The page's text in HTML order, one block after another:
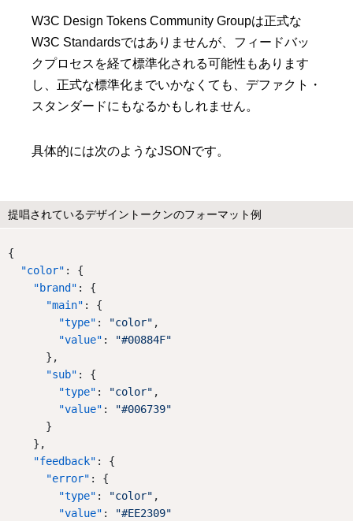
W3C Design Tokens Community Groupは正式な
W3C Standardsではありませんが、フィードバッ
クプロセスを経て標準化される可能性もあります
し、正式な標準化までいかなくても、デファクト・
スタンダードにもなるかもしれません。
具体的には次のようなJSONです。
提唱されているデザイントークンのフォーマット例
{
"color" : {
"brand" : {
"main" : {
"type" : "color" ,
"value" :
"#00884F"
      },
"sub" : {
"type" : "color" ,
"value" :
"#006739"
      }
    },
"feedback" : {
"error" : {
"type" : "color" ,
"value" :
"#EE2309"